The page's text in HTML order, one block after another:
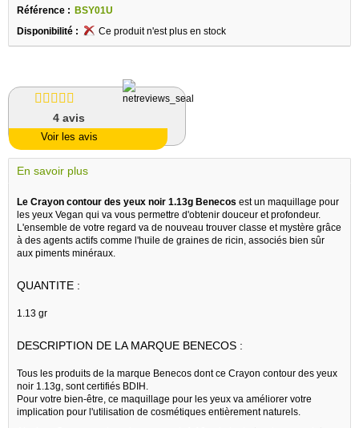
Référence : BSY01U
Disponibilité :
Ce produit n'est plus en stock
4 avis
Voir les avis
En savoir plus
Le Crayon contour des yeux noir 1.13g Benecos est un maquillage pour
les yeux Vegan qui va vous permettre d'obtenir douceur et profondeur.
L'ensemble de votre regard va de nouveau trouver classe et mystère grâce
à des agents actifs comme l'huile de graines de ricin, associés bien sûr
aux piments minéraux.
QUANTITE :
1.13 gr
DESCRIPTION DE LA MARQUE BENECOS :
Tous les produits de la marque Benecos dont ce Crayon contour des yeux
noir 1.13g, sont certifiés BDIH.
Pour votre bien-être, ce maquillage pour les yeux va améliorer votre
implication pour l'utilisation de cosmétiques entièrement naturels.